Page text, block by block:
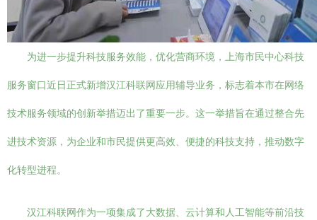
为进一步提升科技服务效能，优化营商环境，上海市民中心科技
服务窗口近日正式新增汉江科联网应用辅导业务，标志着本市在网络
技术服务领域的创新举措迈出了重要一步。这一举措旨在通过整合先
进技术资源，为企业和市民提供更高效、便捷的科技支持，推动数字
化转型进程。
汉江科联网作为一项集成了大数据、云计算和人工智能等前沿技